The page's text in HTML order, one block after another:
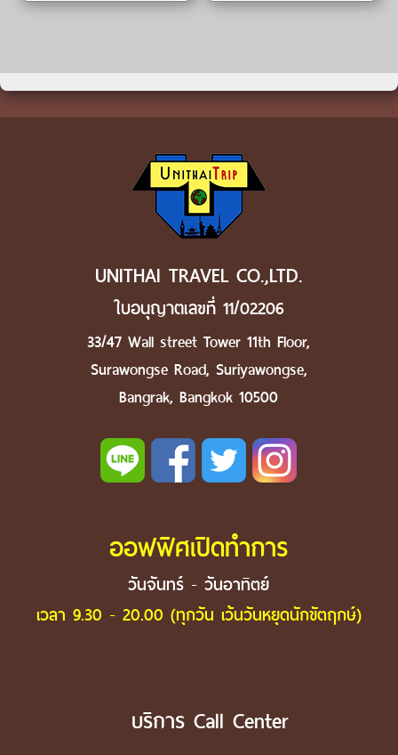
UNITHAI TRAVEL CO.,LTD.
ใบอนุญาตเลขที่ 11/02206
33/47 Wall street Tower 11th Floor,
Surawongse Road, Suriyawongse,
Bangrak, Bangkok 10500
ออฟฟิศเปิดทำการ
วันจันทร์ - วันอาทิตย์
เวลา 9.30 - 20.00 (ทุกวัน เว้นวันหยุดนักขัตฤกษ์)
บริการ Call Center